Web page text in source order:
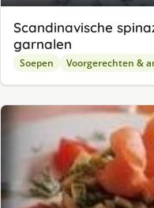
Scandinavische
garnalen
Soepen Voorgerechten &